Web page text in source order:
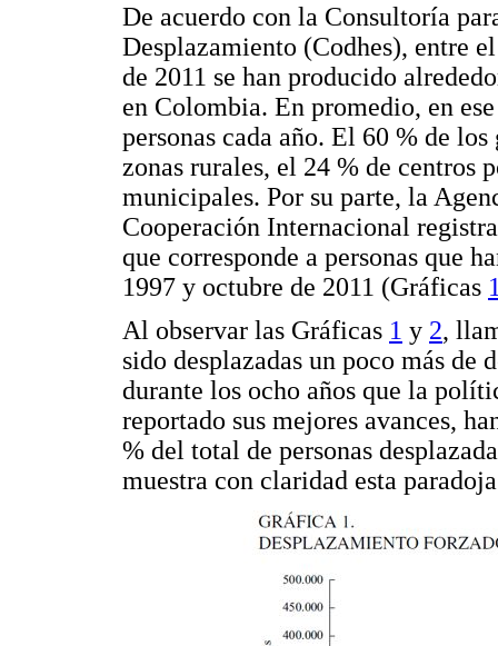
De acuerdo con la Consultoría
Desplazamiento (Codhes), entre
de 2011 se han producido
en Colombia. En promedio, en
personas cada año. El 60 % de
zonas rurales, el 24 % de centros
municipales. Por su parte, la
Cooperación Internacional
que corresponde a personas que
1997 y octubre de 2011 (Gráficas
Al observar las Gráficas 1 y 2,
sido desplazadas un poco más de
durante los ocho años que la
reportado sus mejores avances,
% del total de personas
muestra con claridad esta